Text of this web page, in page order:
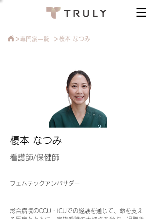
>​専門家一覧 > 榎本 なつみ
榎本 なつみ
看護師/保健師
フェムテックアンバサダー
総合病院のCCU・ICUでの経験を通じて、命を支え